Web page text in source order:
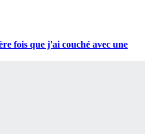
fois que j'ai couché avec une